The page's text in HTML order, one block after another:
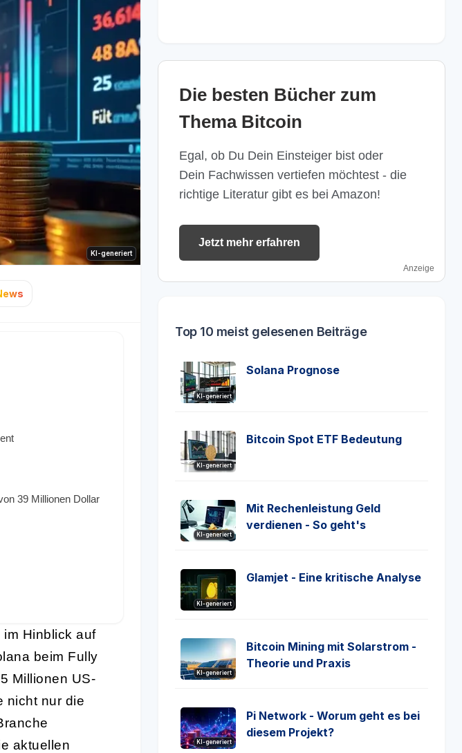
KI-generiert
39 Millionen Dollar
Hinblick auf
beim Fully
Millionen US-
nicht nur die
aktuellen
Die besten Bücher zum
Thema Bitcoin
Egal, ob Du Dein Einsteiger bist oder
Dein Fachwissen vertiefen möchtest - die
richtige Literatur gibt es bei Amazon!
Jetzt mehr erfahren
Anzeige
Top 10 meist gelesenen Beiträge
KI-generiert
Solana Prognose
KI-generiert
Bitcoin Spot ETF Bedeutung
KI-generiert
Mit Rechenleistung Geld
verdienen - So geht's
KI-generiert
Glamjet - Eine kritische Analyse
KI-generiert
Bitcoin Mining mit Solarstrom -
Theorie und Praxis
KI-generiert
Pi Network - Worum geht es bei
diesem Projekt?